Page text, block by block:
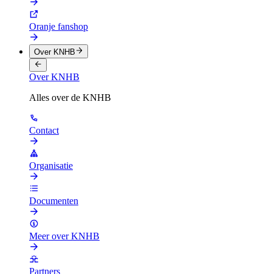
Oranje fanshop
Over KNHB
Over KNHB
Alles over de KNHB
Contact
Organisatie
Documenten
Meer over KNHB
Partners